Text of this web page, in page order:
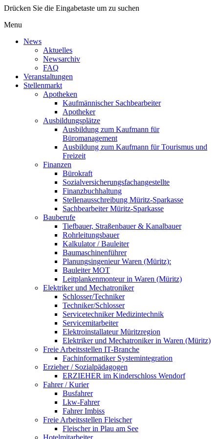
Drücken Sie die Eingabetaste um zu suchen
Menu
News
Aktuelles
Newsarchiv
FAQ
Veranstaltungen
Stellenmarkt
Apotheken
Kaufmännischer Sachbearbeiter
Apotheker
Ausbildungsplätze
Ausbildung zum Kaufmann für
Büromanagement
Ausbildung zum Kaufmann für Tourismus und
Freizeit
Finanzen
Bürokraft
Sozialversicherungsfachangestellte
Finanzbuchhaltung
Stellenausschreibung Müritz-Sparkasse
Sachbearbeiter Müritz-Sparkasse
Bauberufe
Tiefbauer, Straßenbauer & Kanalbauer
Rohrleitungsbauer
Kalkulator / Bauleiter
Baumaschinenführer
Planungsingenieur Waren (Müritz):
Bauleiter MOT
Leitplankenmonteur in Waren (Müritz)
Elektriker und Mechatroniker
Schlosser/Techniker
Techniker/Schlosser
Servicetechniker Medizintechnik
Servicemitarbeiter
Elektroinstallateur Müritzregion
Elektriker und Mechatroniker in Waren (Müritz)
Freie Arbeitsstellen IT-Branche
Fachinformatiker Systemintegration
Erzieher / Sozialpädagogen
ERZIEHER im Kinderschloss Wendorf
Fahrer / Kurier
Busfahrer
Lkw-Fahrer
Fahrer Imbiss
Freie Arbeitsstellen Fleischer
Fleischer in Plau am See
Hotelmitarbeiter